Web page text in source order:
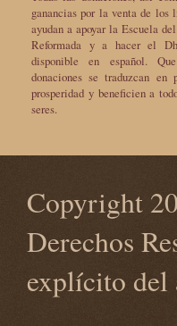
ganancias por la venta de los
ayudan a apoyar la Escuela
Reformada y a hacer el
disponible en español.
donaciones se traduzcan en
prosperidad y beneficien a
seres.
Copyright
Derechos
explícito del